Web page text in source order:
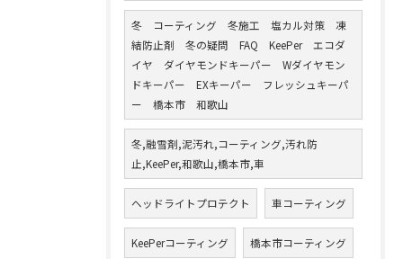
冬 コーティング 冬施工 塩カル対策 凍
結防止剤 冬の疑問 FAQ KeePer エコダ
イヤ ダイヤモンドキーパー Wダイヤモン
ドキーパー EXキーパー フレッシュキーパ
ー 橋本市 和歌山
冬,融雪剤,泥汚れ,コーティング,汚れ防
止,KeePer,和歌山,橋本市,車
ヘッドライトプロテクト 車コーティング
KeePerコーティング 橋本市コーティング